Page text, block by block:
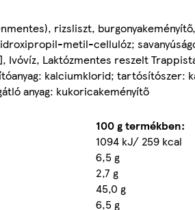
rizsliszt,
metil-cellulóz;
Laktózmentes reszelt
kalciumklorid; tartósítószer:
anyag: kukoricakeményítő
100 g termékben:
1094 kJ/ 259 kcal
6,5 g
2,7 g
45,0 g
6,5 g